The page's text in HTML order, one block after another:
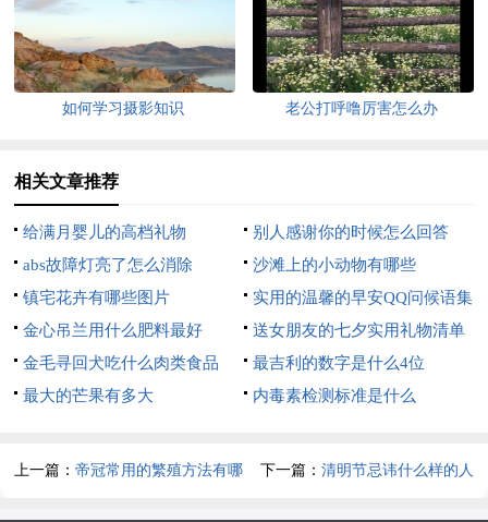
如何学习摄影知识 老公打呼噜厉害怎么办
相关文章推荐
给满月婴儿的高档礼物
别人感谢你的时候怎么回答
abs故障灯亮了怎么消除
沙滩上的小动物有哪些
镇宅花卉有哪些图片
实用的温馨的早安QQ问候语集
合39句
金心吊兰用什么肥料最好
送女朋友的七夕实用礼物清单
金毛寻回犬吃什么肉类食品
最吉利的数字是什么4位
最大的芒果有多大
内毒素检测标准是什么
上一篇：帝冠常用的繁殖方法有哪 下一篇： 清明节忌讳什么样的人